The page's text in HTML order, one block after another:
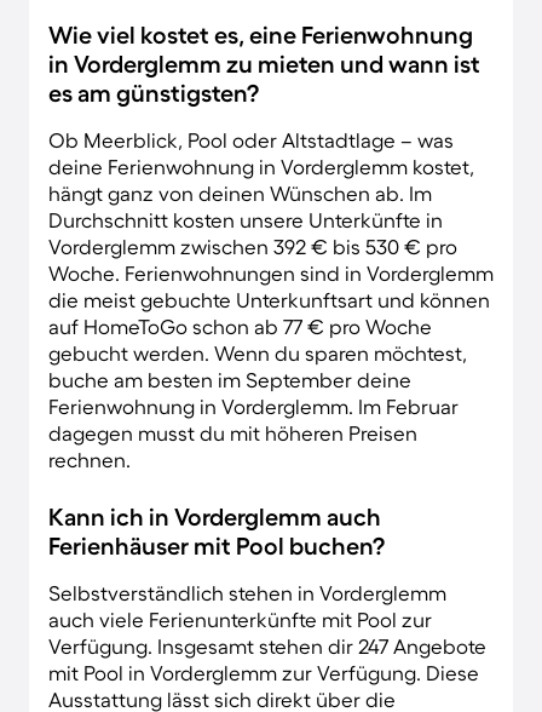
Wie viel kostet es, eine Ferienwohnung
in Vorderglemm zu mieten und wann ist
es am günstigsten?
Ob Meerblick, Pool oder Altstadtlage – was
deine Ferienwohnung in Vorderglemm kostet,
hängt ganz von deinen Wünschen ab. Im
Durchschnitt kosten unsere Unterkünfte in
Vorderglemm zwischen 392 € bis 530 € pro
Woche. Ferienwohnungen sind in Vorderglemm
die meist gebuchte Unterkunftsart und können
auf HomeToGo schon ab 77 € pro Woche
gebucht werden. Wenn du sparen möchtest,
buche am besten im September deine
Ferienwohnung in Vorderglemm. Im Februar
dagegen musst du mit höheren Preisen
rechnen.
Kann ich in Vorderglemm auch
Ferienhäuser mit Pool buchen?
Selbstverständlich stehen in Vorderglemm
auch viele Ferienunterkünfte mit Pool zur
Verfügung. Insgesamt stehen dir 247 Angebote
mit Pool in Vorderglemm zur Verfügung. Diese
Ausstattung lässt sich direkt über die